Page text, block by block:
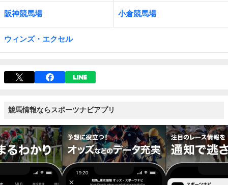
阪神競馬場 小倉競馬場
ウィンズ・エクセル
競馬情報ならスポーツナビアプリ